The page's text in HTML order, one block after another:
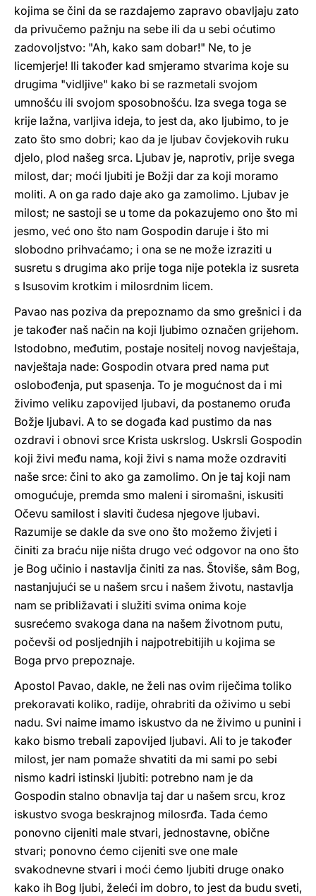
kojima se čini da se razdajemo zapravo obavljaju zato
da privučemo pažnju na sebe ili da u sebi oćutimo
zadovoljstvo: "Ah, kako sam dobar!" Ne, to je
licemjerje! Ili također kad smjeramo stvarima koje su
drugima "vidljive" kako bi se razmetali svojom
umnošću ili svojom sposobnošću. Iza svega toga se
krije lažna, varljiva ideja, to jest da, ako ljubimo, to je
zato što smo dobri; kao da je ljubav čovjekovih ruku
djelo, plod našeg srca. Ljubav je, naprotiv, prije svega
milost, dar; moći ljubiti je Božji dar za koji moramo
moliti. A on ga rado daje ako ga zamolimo. Ljubav je
milost; ne sastoji se u tome da pokazujemo ono što mi
jesmo, već ono što nam Gospodin daruje i što mi
slobodno prihvaćamo; i ona se ne može izraziti u
susretu s drugima ako prije toga nije potekla iz susreta
s Isusovim krotkim i milosrdnim licem.
Pavao nas poziva da prepoznamo da smo grešnici i da
je također naš način na koji ljubimo označen grijehom.
Istodobno, međutim, postaje nositelj novog navještaja,
navještaja nade: Gospodin otvara pred nama put
oslobođenja, put spasenja. To je mogućnost da i mi
živimo veliku zapovijed ljubavi, da postanemo oruđa
Božje ljubavi. A to se događa kad pustimo da nas
ozdravi i obnovi srce Krista uskrslog. Uskrsli Gospodin
koji živi među nama, koji živi s nama može ozdraviti
naše srce: čini to ako ga zamolimo. On je taj koji nam
omogućuje, premda smo maleni i siromašni, iskusiti
Očevu samilost i slaviti čudesa njegove ljubavi.
Razumije se dakle da sve ono što možemo živjeti i
činiti za braću nije ništa drugo već odgovor na ono što
je Bog učinio i nastavlja činiti za nas. Štoviše, sâm Bog,
nastanjujući se u našem srcu i našem životu, nastavlja
nam se približavati i služiti svima onima koje
susrećemo svakoga dana na našem životnom putu,
počevši od posljednjih i najpotrebitijih u kojima se
Boga prvo prepoznaje.
Apostol Pavao, dakle, ne želi nas ovim riječima toliko
prekoravati koliko, radije, ohrabriti da oživimo u sebi
nadu. Svi naime imamo iskustvo da ne živimo u punini i
kako bismo trebali zapovijed ljubavi. Ali to je također
milost, jer nam pomaže shvatiti da mi sami po sebi
nismo kadri istinski ljubiti: potrebno nam je da
Gospodin stalno obnavlja taj dar u našem srcu, kroz
iskustvo svoga beskrajnog milosrđa. Tada ćemo
ponovno cijeniti male stvari, jednostavne, obične
stvari; ponovno ćemo cijeniti sve one male
svakodnevne stvari i moći ćemo ljubiti druge onako
kako ih Bog ljubi, želeći im dobro, to jest da budu sveti,